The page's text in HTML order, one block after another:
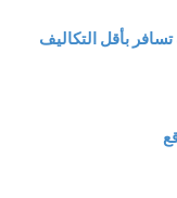
لصيف 2026: كيف تسافر بأقل التكاليف